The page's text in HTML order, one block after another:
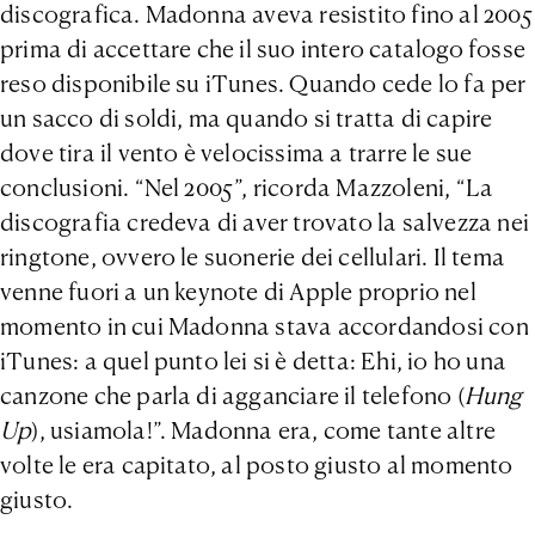
discografica. Madonna aveva resistito fino al 2005
prima di accettare che il suo intero catalogo fosse
reso disponibile su iTunes. Quando cede lo fa per
un sacco di soldi, ma quando si tratta di capire
dove tira il vento è velocissima a trarre le sue
conclusioni. “Nel 2005”, ricorda Mazzoleni, “La
discografia credeva di aver trovato la salvezza nei
ringtone, ovvero le suonerie dei cellulari. Il tema
venne fuori a un keynote di Apple proprio nel
momento in cui Madonna stava accordandosi con
iTunes: a quel punto lei si è detta: Ehi, io ho una
canzone che parla di agganciare il telefono (Hung
Up), usiamola!”. Madonna era, come tante altre
volte le era capitato, al posto giusto al momento
giusto.